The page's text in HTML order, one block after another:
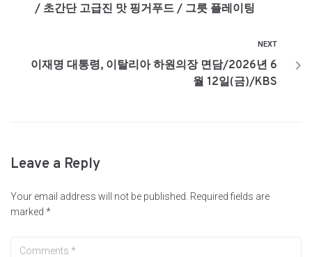
/ 초간단 고급진 맛 핑거푸드 / 그릇 플레이팅
NEXT
이재명 대통령, 이탈리아 하원의장 면담/2026년 6
월 12일(금)/KBS
Leave a Reply
Your email address will not be published. Required fields are
marked *